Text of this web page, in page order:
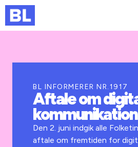
Kurser og arrangementer
Jobportalen
BL INFORMERER NR.1917
Aftale om
kommunikation
Den 2. juni indgik alle
aftale om fremtiden for